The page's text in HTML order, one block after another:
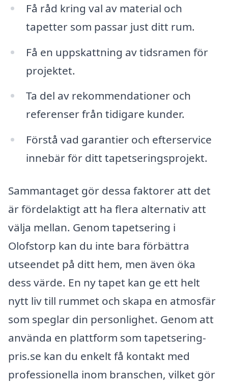
Få råd kring val av material och
tapetter som passar just ditt rum.
Få en uppskattning av tidsramen för
projektet.
Ta del av rekommendationer och
referenser från tidigare kunder.
Förstå vad garantier och efterservice
innebär för ditt tapetseringsprojekt.
Sammantaget gör dessa faktorer att det
är fördelaktigt att ha flera alternativ att
välja mellan. Genom tapetsering i
Olofstorp kan du inte bara förbättra
utseendet på ditt hem, men även öka
dess värde. En ny tapet kan ge ett helt
nytt liv till rummet och skapa en atmosfär
som speglar din personlighet. Genom att
använda en plattform som tapetsering-
pris.se kan du enkelt få kontakt med
professionella inom branschen, vilket gör